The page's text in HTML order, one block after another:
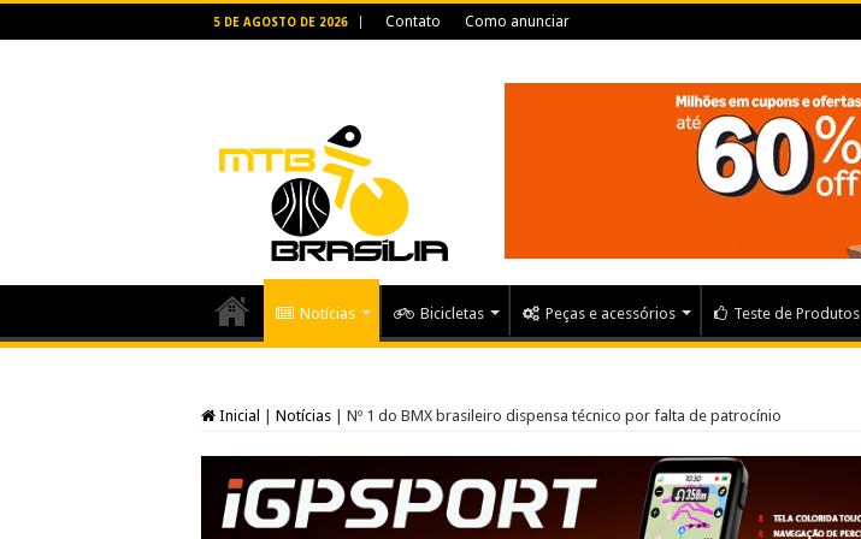
5 DE AGOSTO DE 2026 Contato Como anunciar
Notícias Bicicletas Peças e acessórios Teste de Produtos
Inicial Notícias Nº 1 do BMX brasileiro dispensa técnico por falta de patrocínio